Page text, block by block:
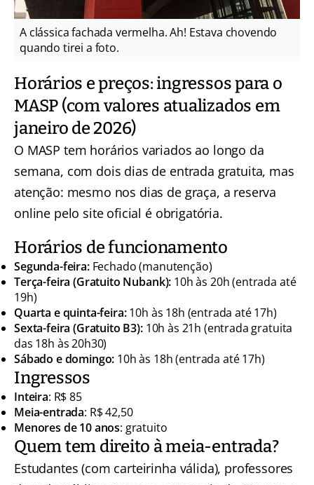
A clássica fachada vermelha. Ah! Estava chovendo
quando tirei a foto.
Horários e preços: ingressos para o
MASP (com valores atualizados em
janeiro de 2026)
O MASP tem horários variados ao longo da
semana, com dois dias de entrada gratuita, mas
atenção: mesmo nos dias de graça, a reserva
online pelo site oficial é obrigatória.
Horários de funcionamento
Segunda-feira:Fechado (manutenção)
Terça-feira (Gratuito Nubank): 10h às 20h (entrada até
19h)
Quarta e quinta-feira:10h às 18h (entrada até 17h)
Sexta-feira (Gratuito B3):10h às 21h (entrada gratuita
das 18h às 20h30)
Sábado e domingo: 10h às 18h (entrada até 17h)
Ingressos
Inteira: R$ 85
Meia-entrada: R$ 42,50
Menores de 10 anos: gratuito
Quem tem direito à meia-entrada?
Estudantes (com carteirinha válida), professores